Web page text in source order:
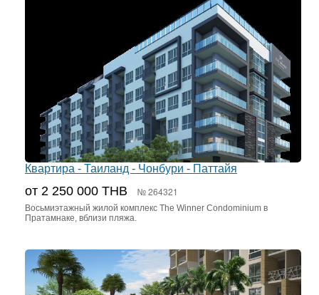
Квартира - Таиланд - Чонбури - Паттайя
от 2 250 000 ТНВ № 264321
Восьмиэтажный жилой комплекс The Winner Condominium в
Пратамнаке, вблизи пляжа.